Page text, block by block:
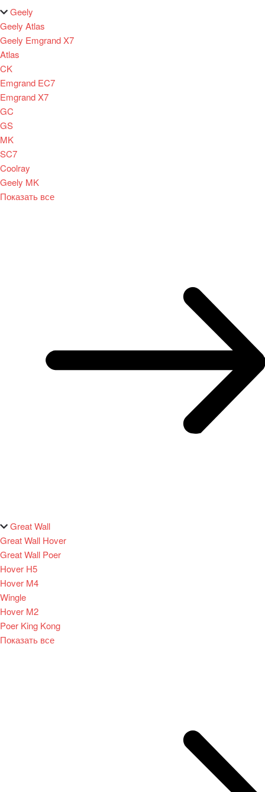
Geely
Geely Atlas
Geely Emgrand X7
Atlas
CK
Emgrand EC7
Emgrand X7
GC
GS
MK
SC7
Coolray
Geely MK
Показать все
Great Wall
Great Wall Hover
Great Wall Poer
Hover H5
Hover M4
Wingle
Hover M2
Poer King Kong
Показать все